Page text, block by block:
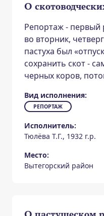
О
Репортаж - первый
во вторник,
пастуха был
сохранить скот -
черных коров,
Вид исполнения:
РЕПОРТАЖ
Исполнитель:
Тюлёва Т.Г., 1932 г.р.
Место:
Вытегорский район
О пастушеском